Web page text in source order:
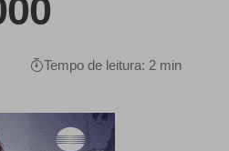
Tempo de leitura: 2 min